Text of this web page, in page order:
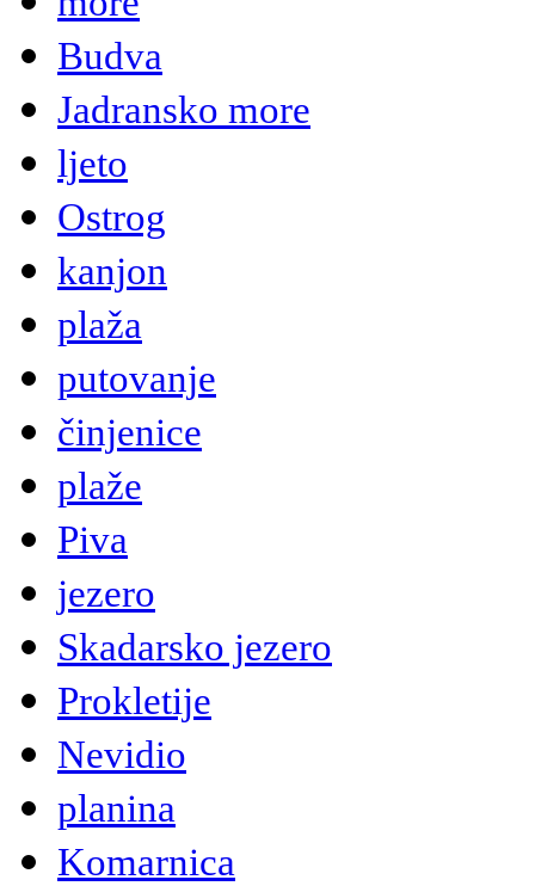
Budva
Jadransko more
ljeto
Ostrog
kanjon
plaža
putovanje
činjenice
plaže
Piva
jezero
Skadarsko jezero
Prokletije
Nevidio
planina
Komarnica